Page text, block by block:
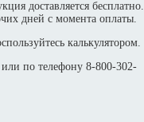
доставляется бесплатно.
дней с момента оплаты.
калькулятором.
по телефону 8-800-302-